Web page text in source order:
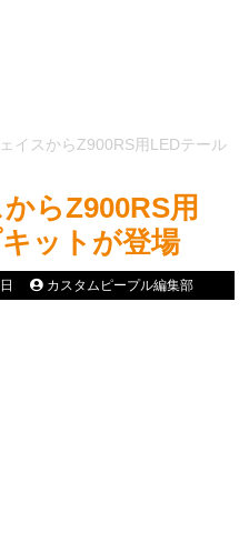
イスからZ900RS用LEDテール
らZ900RS用
ットが登場
カスタムピープル編集部